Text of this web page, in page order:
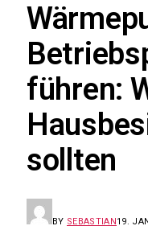
führen:
sollten
BY SEBASTIAN19.